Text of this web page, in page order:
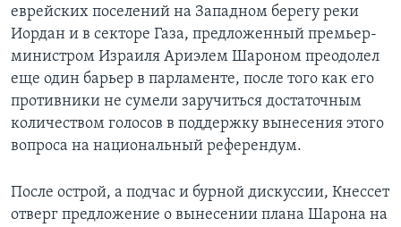
Перейти
поиск
ПОЧЕМУ ЭТО ВАЖНО?
ДИСКУССИЯ VOA
ДЕТАЛИ
АМЕРИКА. БОЛЬШОЕ ПУТЕШЕСТВИЕ
А КАК В АМЕРИКЕ?
АРТЕФАКТЫ
АМЕРИКАНСКИЕ ГОРОДКИ
ФАКТЫ ПРОТИВ ФЕЙКОВ
ЗА СВОБОДУ ПРЕССЫ
УЧИМ АНГЛИЙСКИЙ
ВИДЕО
ПОДПИСКА НА НОВОСТИ
Learning English
еврейских поселений на Западном берегу реки
Иордан и в секторе Газа, предложенный премьер-
министром Израиля Ариэлем Шароном преодолел
еще один барьер в парламенте, после того как его
противники не сумели заручиться достаточным
количеством голосов в поддержку вынесения этого
вопроса на национальный референдум.
После острой, а подчас и бурной дискуссии, Кнессет
отверг предложение о вынесении плана Шарона на